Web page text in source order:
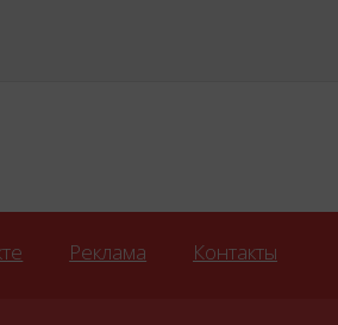
Реклама Контакты